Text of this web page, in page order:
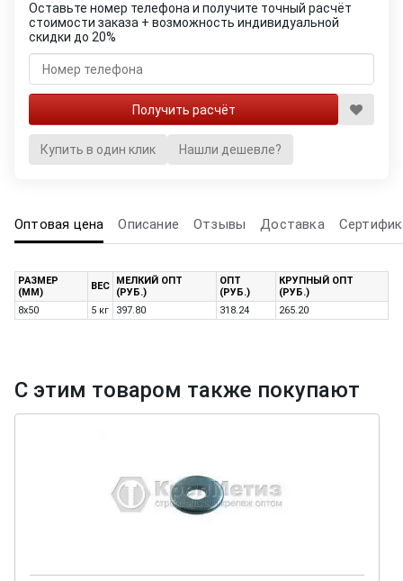
Оставьте номер телефона и получите точный расчёт
стоимости заказа + возможность индивидуальной
скидки до 20%
Купить в один клик Нашли дешевле?
Оптовая цена Описание Отзывы Доставка
РАЗМЕР
(ММ)
ВЕС
МЕЛКИЙ ОПТ
(РУБ.)
ОПТ
(РУБ.)
КРУПНЫЙ ОПТ
(РУБ.)
8х50
5 кг 397.80 318.24 265.20
С этим товаром также покупают